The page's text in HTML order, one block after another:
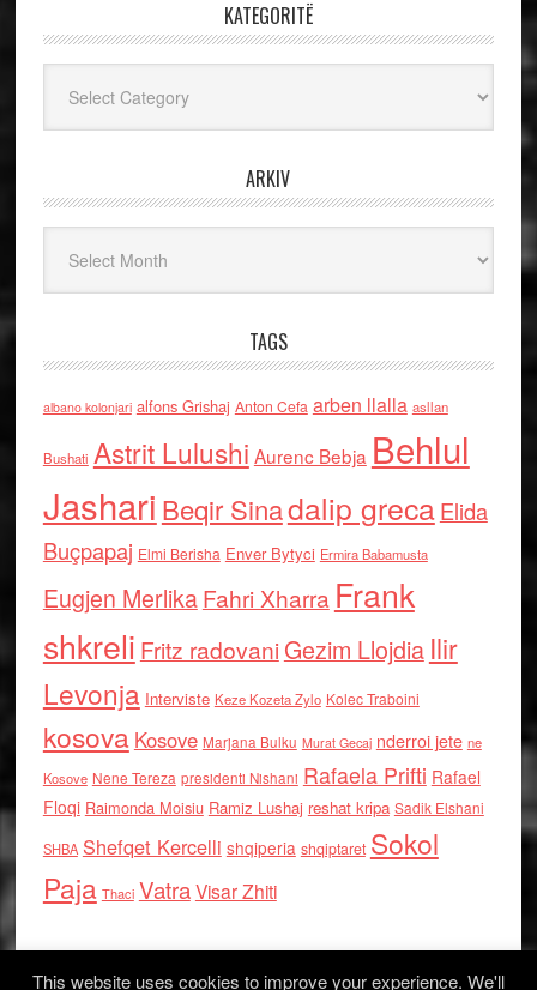
KATEGORITË
ARKIV
TAGS
albano kolonjari alfons Grishaj Anton Cefa arben llalla asllan
Bushati Astrit Lulushi Aurenc Bebja Behlul
Jashari Beqir Sinadalip grecaElida
Buçpapaj Elmi Berisha Enver Bytyci Ermira Babamusta
Eugjen MerlikaFahri Xharra Frank
shkreli Fritz radovaniGezim Llojdia Ilir
Levonja Interviste Keze Kozeta Zylo Kolec Traboini
kosova Kosove Marjana Bulku Murat Gecaj nderroi jete ne
Kosove Nene Tereza presidenti Nishani Rafaela Prifti Rafael
Floqi Raimonda Moisiu Ramiz Lushaj reshat kripa Sadik Elshani
SHBA Shefqet Kercelli shqiperia shqiptaret Sokol
Paja Thaci VatraVisar Zhiti
This website uses cookies to improve your experience. We'll